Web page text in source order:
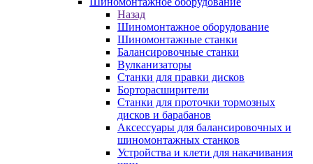
Назад
Шиномонтажное оборудование
Шиномонтажные станки
Балансировочные станки
Вулканизаторы
Станки для правки дисков
Борторасширители
Станки для проточки тормозных
дисков и барабанов
Аксессуары для балансировочных и
шиномонтажных станков
Устройства и клети для накачивания